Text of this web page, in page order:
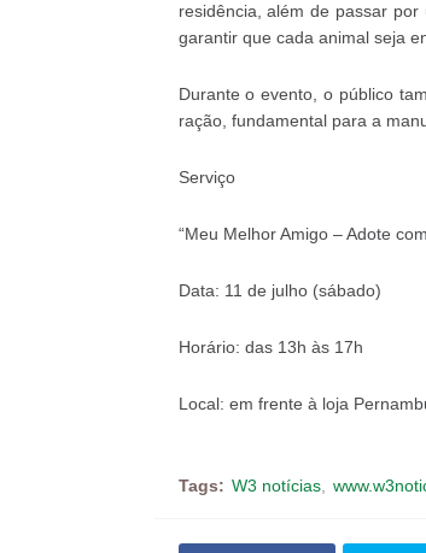
residência, além de passar
garantir que cada animal seja
Durante o evento, o público
ração, fundamental para a
Serviço
“Meu Melhor Amigo – Adote
Data: 11 de julho (sábado)
Horário: das 13h às 17h
Local: em frente à loja
Tags: W3 notícias